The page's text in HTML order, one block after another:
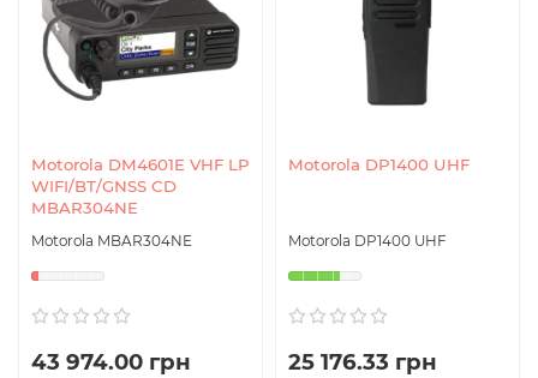
Motorola DM4601E VHF LP
WIFI/BT/GNSS CD
MBAR304NE
Motorola MBAR304NE
43 974.00 грн
Motorola DP1400 UHF
Motorola DP1400 UHF
25 176.33 грн